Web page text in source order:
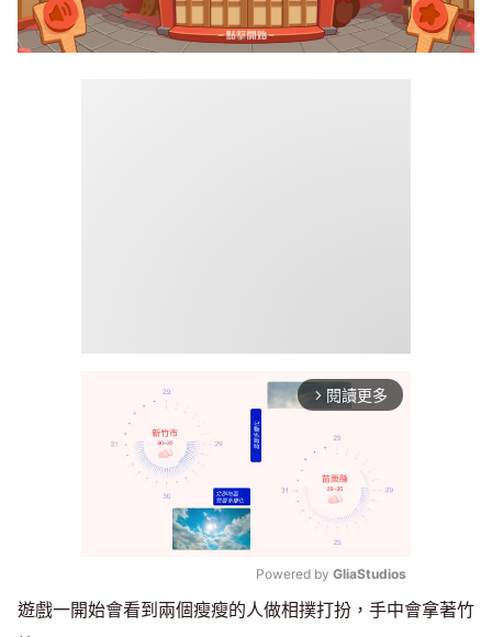
arrow_forward_ios 閱讀更多
Mute
Powered by GliaStudios
遊戲一開始會看到兩個瘦瘦的人做相撲打扮，手中會拿著竹